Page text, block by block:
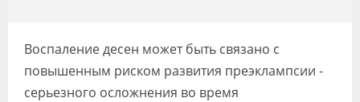
Видео
Форум
Воспаление десен может быть связано с
повышенным риском развития преэклампсии -
серьезного осложнения во время